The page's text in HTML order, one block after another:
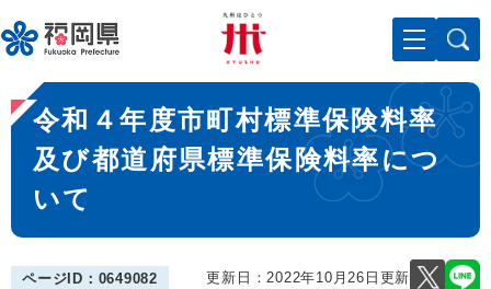
ー
ジ
先
頭
メニューを飛ばして本文へ
本
文
令和４年度市町村標準保険料率
及び都道府県標準保険料率につ
いて
ページID：0649082 更新日：2022年10月26日更新